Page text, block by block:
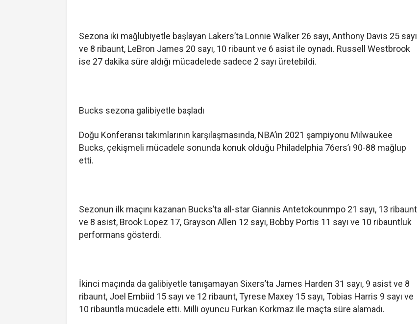
Sezona iki mağlubiyetle başlayan Lakers’ta Lonnie Walker 26 sayı, Anthony Davis 25 sayı
ve 8 ribaunt, LeBron James 20 sayı, 10 ribaunt ve 6 asist ile oynadı. Russell Westbrook
ise 27 dakika süre aldığı mücadelede sadece 2 sayı üretebildi.
Bucks sezona galibiyetle başladı
Doğu Konferansı takımlarının karşılaşmasında, NBA’in 2021 şampiyonu Milwaukee
Bucks, çekişmeli mücadele sonunda konuk olduğu Philadelphia 76ers’ı 90-88 mağlup
etti.
Sezonun ilk maçını kazanan Bucks’ta all-star Giannis Antetokounmpo 21 sayı, 13 ribaunt
ve 8 asist, Brook Lopez 17, Grayson Allen 12 sayı, Bobby Portis 11 sayı ve 10 ribauntluk
performans gösterdi.
İkinci maçında da galibiyetle tanışamayan Sixers’ta James Harden 31 sayı, 9 asist ve 8
ribaunt, Joel Embiid 15 sayı ve 12 ribaunt, Tyrese Maxey 15 sayı, Tobias Harris 9 sayı ve
10 ribauntla mücadele etti. Milli oyuncu Furkan Korkmaz ile maçta süre alamadı.